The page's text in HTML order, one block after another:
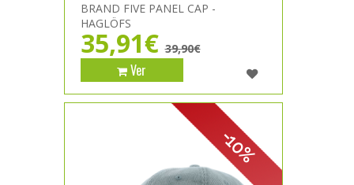
BRAND FIVE PANEL CAP -
HAGLÖFS
35,91€ 39,90€
Ver
-10%